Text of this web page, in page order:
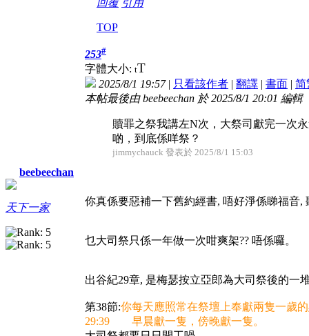
回覆 引用
TOP
beebeechan
天下一家
253#
字體大小: tT
2025/8/1 19:57| 只看該作者 | 翻譯 | 書面 | 简
本帖最後由 beebeechan 於 2025/8/1 20:01 編輯
贖罪之祭我講左N次，大祭司獻完一次
啲，到底係咩祭？
jimmychauck 發表於 2025/8/1 15:03
你真係要惡補一下舊約經書, 唔好淨係睇福音
乜大司祭只係一年做一次咁爽架?? 唔係囉。
出谷紀29章, 是梅瑟按立亞郎為大司祭後的一
第38節:你每天應照常在祭壇上奉獻兩隻一
29:39 早晨獻一隻，傍晚獻一隻。